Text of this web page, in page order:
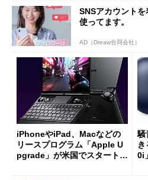
SNSアカウント
使ってます。
AD（Dreaw合同会社）
iPhoneやiPad、Macなどの
リースプログラム「Apple U
pgrade」が米国でスタート／
騒
0i